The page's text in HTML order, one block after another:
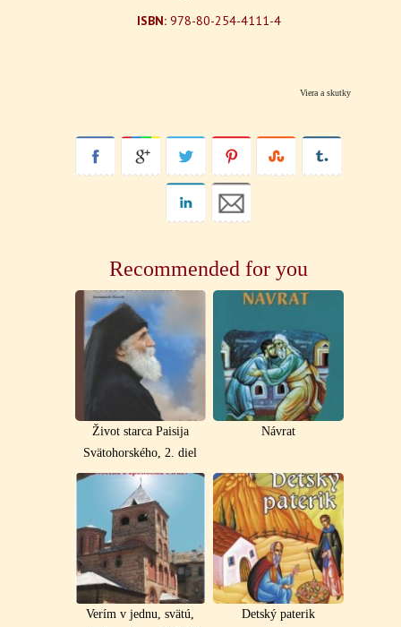
ISBN: 978-80-254-4111-4
Viera a skutky
Recommended for you
Život starca Paisija
Svätohorského, 2. diel
Návrat
Verím v jednu, svätú,
Detský paterik